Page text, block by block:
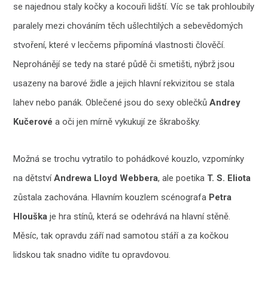
se najednou staly kočky a kocouři lidští. Víc se tak prohloubily
paralely mezi chováním těch ušlechtilých a sebevědomých
stvoření, které v lecčems připomíná vlastnosti člověčí.
Neprohánějí se tedy na staré půdě či smetišti, nýbrž jsou
usazeny na barové židle a jejich hlavní rekvizitou se stala
lahev nebo panák. Oblečené jsou do sexy oblečků Andrey
Kučerové a oči jen mírně vykukují ze škrabošky.
Možná se trochu vytratilo to pohádkové kouzlo, vzpomínky
na dětstvíAndrewa Lloyd Webbera, ale poetika T. S. Eliota
zůstala zachována. Hlavním kouzlem scénografa Petra
Hlouška je hra stínů, která se odehrává na hlavní stěně.
Měsíc, tak opravdu září nad samotou stáří a za kočkou
lidskou tak snadno vidíte tu opravdovou.